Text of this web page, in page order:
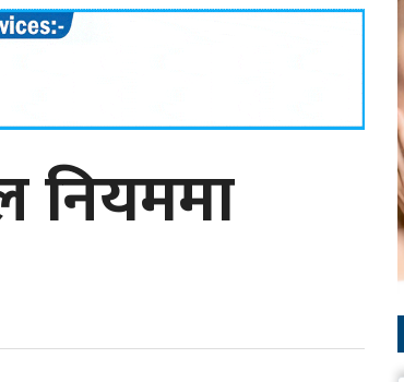
नियममा